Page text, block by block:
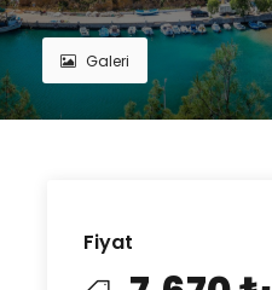
Galeri
Fiyat